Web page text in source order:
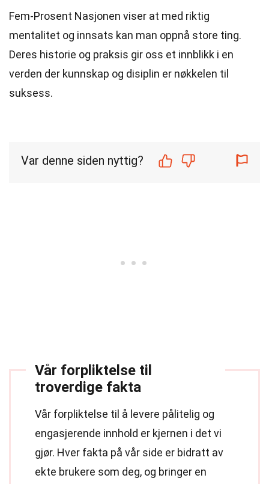
Fem-Prosent Nasjonen viser at med riktig
mentalitet og innsats kan man oppnå store ting.
Deres historie og praksis gir oss et innblikk i en
verden der kunnskap og disiplin er nøkkelen til
suksess.
Var denne siden nyttig?
Vår forpliktelse til
troverdige fakta
Vår forpliktelse til å levere pålitelig og
engasjerende innhold er kjernen i det vi
gjør. Hver fakta på vår side er bidratt av
ekte brukere som deg, og bringer en